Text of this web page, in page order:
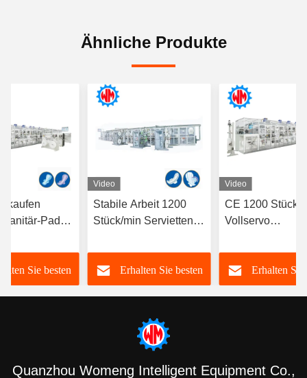
Ähnliche Produkte
Pad-
Sie besten
Video
Stabile Arbeit 1200
Stück/min Servietten-
Steuerung CE-
Zertifizierung
Erhalten Sie besten
Video
CE 1200 Stück/
Vollservo
Ein-Stopp-
Fabrik
Erhalten Sie
Quanzhou Womeng Intelligent Equipment Co.,